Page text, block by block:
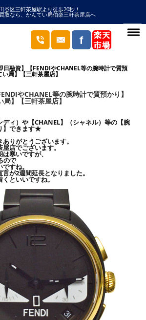
谷区三軒茶屋駅より徒歩20秒！
取なら、かんてい局伯楽三軒茶屋店へ
日融資】【FENDIやCHANEL等の腕時計で質預
局】【三軒茶屋店】
やCHANEL等の腕時計で質預かり】
局】【三軒茶屋店】
ディ）や【CHANEL】（シャネル）等の【腕
】できます★
りがとうございます。
店でございます。
寒いですが、
ので
すね。
が2週間延長となりました。
くといいですね。